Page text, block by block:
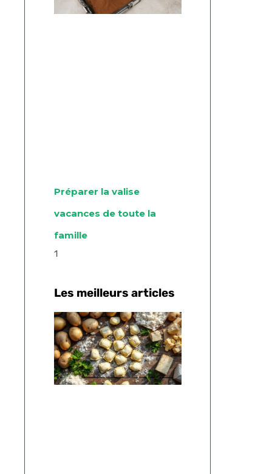
Préparer la valise
vacances de toute la
famille
Les meilleurs articles